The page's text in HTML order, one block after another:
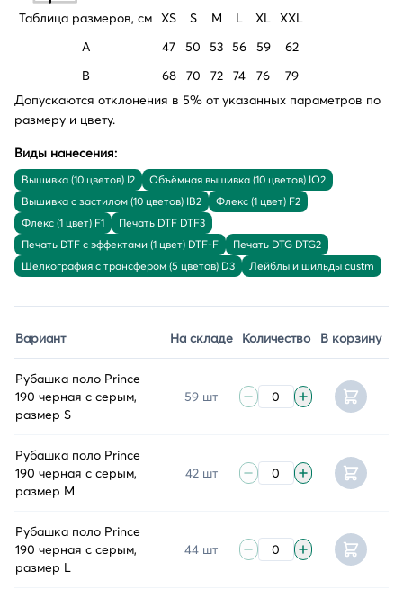
Таблица размеров, см XS S M L XL XXL
A
47 50 53 56 59
62
B
68 70 72 74 76
79
Допускаются отклонения в 5% от указанных параметров по
размеру и цвету.
Виды нанесения:
Вышивка (10 цветов) I2
Объёмная вышивка (10 цветов) IO2
Вышивка с застилом (10 цветов) IB2
Флекс (1 цвет) F2
Флекс (1 цвет) F1
Печать DTF DTF3
Печать DTF с эффектами (1 цвет) DTF-F
Печать DTG DTG2
Шелкография с трансфером (5 цветов) D3
Лейблы и шильды custm
Вариант На складе Количество В корзину
Рубашка поло Prince
190 черная с серым,
размер S
59 шт
Рубашка поло Prince
190 черная с серым,
размер M
42 шт
Рубашка поло Prince
190 черная с серым,
размер L
44 шт